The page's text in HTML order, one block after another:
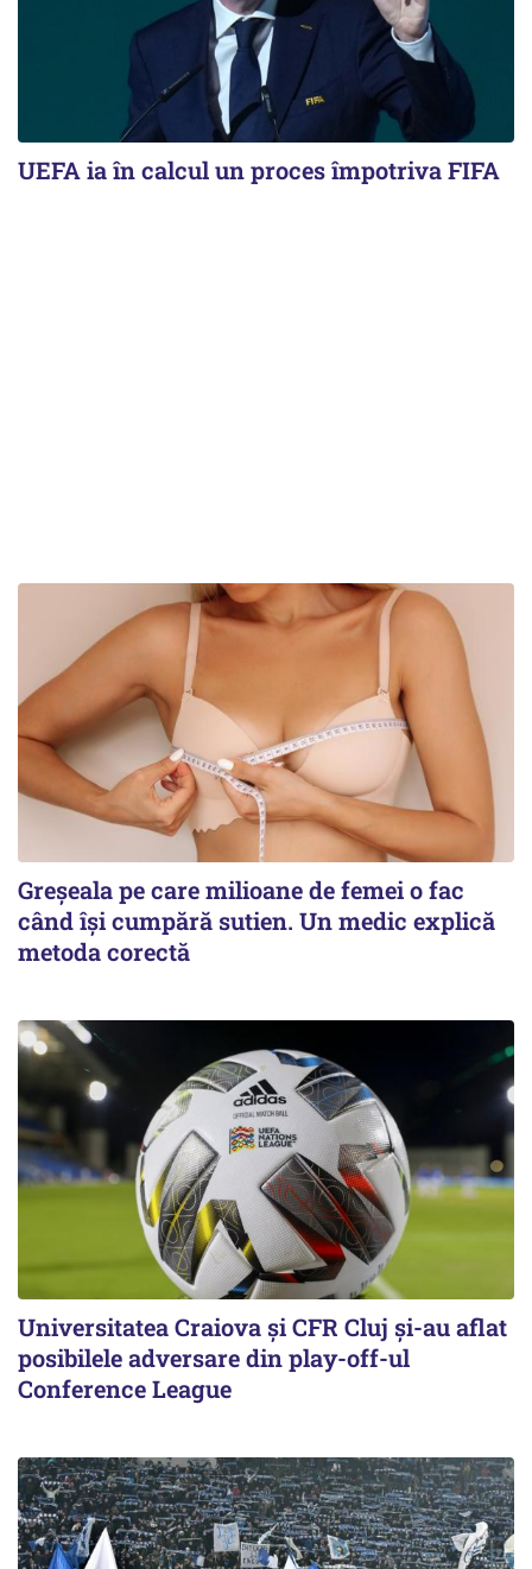
UEFA ia în calcul un proces împotriva FIFA
Greșeala pe care milioane de femei o fac
când își cumpără sutien. Un medic explică
metoda corectă
Universitatea Craiova și CFR Cluj și-au aflat
posibilele adversare din play-off-ul
Conference League